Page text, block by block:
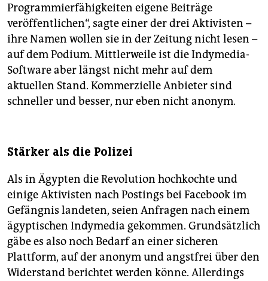
Programmierfähigkeiten eigene Beiträge
veröffentlichen“, sagte einer der drei Aktivisten –
ihre Namen wollen sie in der Zeitung nicht lesen –
auf dem Podium. Mittlerweile ist die Indymedia-
Software aber längst nicht mehr auf dem
aktuellen Stand. Kommerzielle Anbieter sind
schneller und besser, nur eben nicht anonym.
Stärker als die Polizei
Als in Ägypten die Revolution hochkochte und
einige Aktivisten nach Postings bei Facebook im
Gefängnis landeten, seien Anfragen nach einem
ägyptischen Indymedia gekommen. Grundsätzlich
gäbe es also noch Bedarf an einer sicheren
Plattform, auf der anonym und angstfrei über den
Widerstand berichtet werden könne. Allerdings